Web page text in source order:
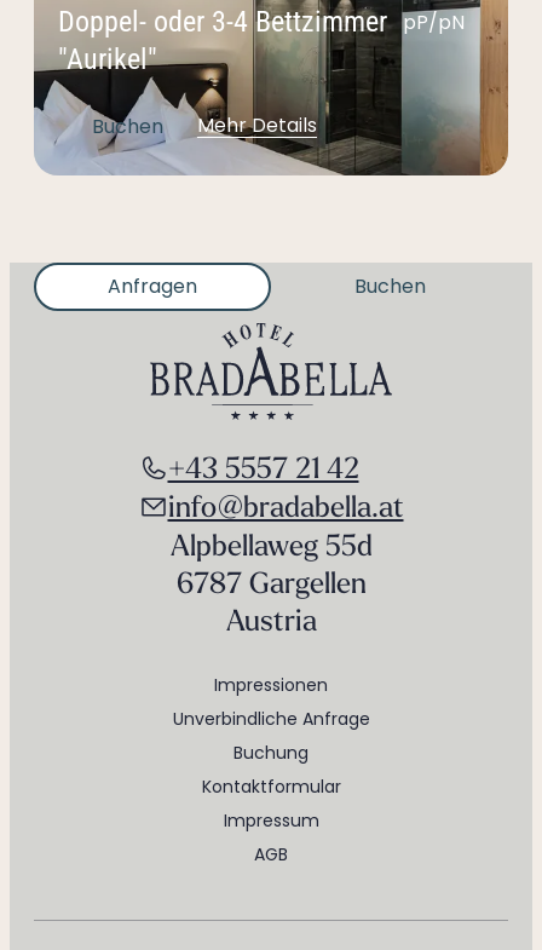
pP/pN
Doppel- oder 3-4 Bettzimmer
"Aurikel"
Buchen Mehr Details
Anfragen Buchen
Impressionen
Unverbindliche Anfrage
Buchung
Kontaktformular
Impressum
AGB
+43 5557 21 42
info@bradabella.at
Alpbellaweg 55d
6787 Gargellen
Austria